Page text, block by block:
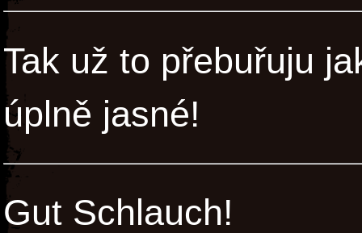
Tak už to přebuřuju
úplně jasné!
Gut Schlauch!